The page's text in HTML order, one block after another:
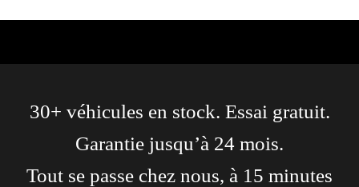
30+ véhicules en stock. Essai gratuit.
Garantie jusqu’à 24 mois.
Tout se passe chez nous, à 15 minutes